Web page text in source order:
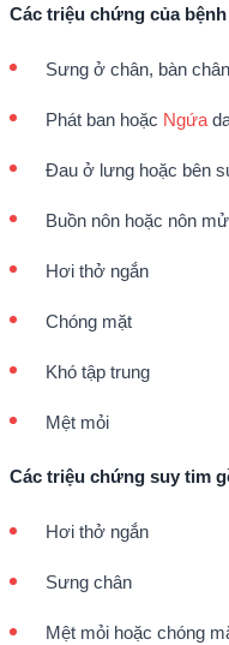
Các triệu chứng của
Sưng ở chân, bàn
Phát ban hoặc Ngứa
Đau ở lưng hoặc bên
Buồn nôn hoặc nôn
Hơi thở ngắn
Chóng mặt
Khó tập trung
Mệt mỏi
Các triệu chứng suy tim
Hơi thở ngắn
Sưng chân
Mệt mỏi hoặc chóng